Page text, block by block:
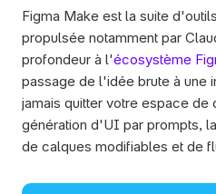
Figma Make est la suite
propulsée notamment par
profondeur à l'écosystème
passage de l'idée brute à une
jamais quitter votre espace de
génération d'UI par prompts,
de calques modifiables et de